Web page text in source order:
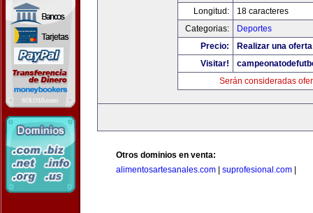
Longitud:
18 caracteres
Categorias:
Deportes
Precio:
Realizar una
Visitar!
Serán consideradas
Otros dominios en venta:
alimentosartesanales.com
suprofesional.com